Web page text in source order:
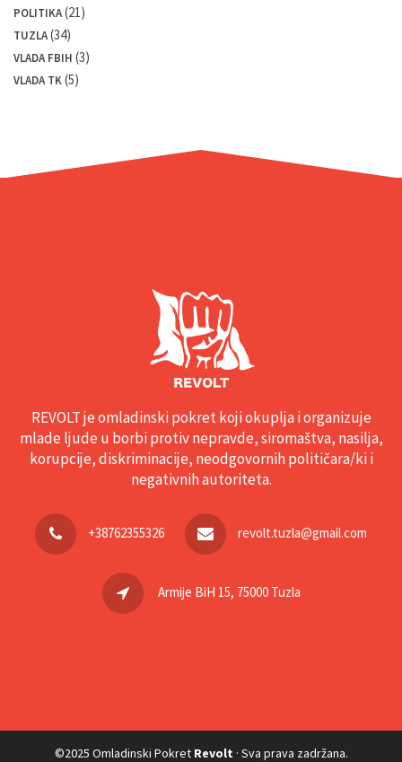
POLITIKA(21)
TUZLA(34)
VLADA FBIH (3)
VLADA TK(5)
REVOLT je omladinski pokret koji okuplja i organizuje
mlade ljude u borbi protiv nepravde, siromaštva, nasilja,
korupcije, diskriminacije, neodgovornih političara/ki i
negativnih autoriteta.
+38762355326 revolt.tuzla@gmail.com
Armije BiH 15, 75000 Tuzla
©2025 Omladinski Pokret Revolt · Sva prava zadržana.